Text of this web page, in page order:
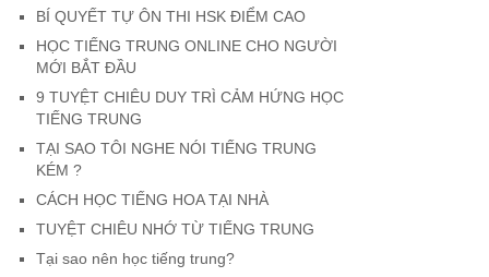
BÍ QUYẾT TỰ ÔN THI HSK ĐIỂM CAO
HỌC TIẾNG TRUNG ONLINE CHO NGƯỜI
MỚI BẮT ĐẦU
9 TUYỆT CHIÊU DUY TRÌ CẢM HỨNG HỌC
TIẾNG TRUNG
TẠI SAO TÔI NGHE NÓI TIẾNG TRUNG
KÉM ?
CÁCH HỌC TIẾNG HOA TẠI NHÀ
TUYỆT CHIÊU NHỚ TỪ TIẾNG TRUNG
Tại sao nên học tiếng trung?